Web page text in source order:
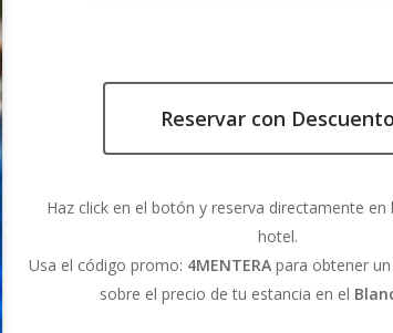
Reservar con Descuento
Haz click en el botón y reserva directamente en
hotel.
Usa el código promo: 4MENTERA para obtener un
sobre el precio de tu estancia en el